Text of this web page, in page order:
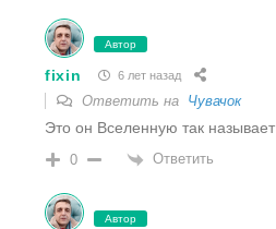
Автор
fixin 6 лет назад
Ответить на Чувачок
Это он Вселенную так называет
0 Ответить
Автор